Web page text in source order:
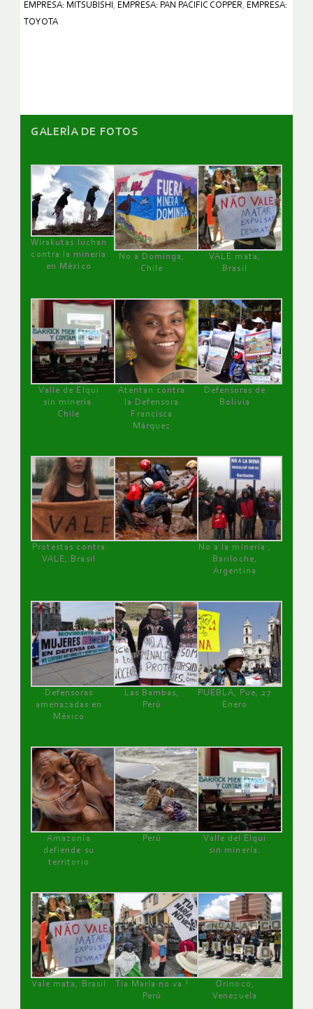
EMPRESA: MITSUBISHI , EMPRESA: PAN PACIFIC COPPER, EMPRESA:
TOYOTA
GALERÌA DE FOTOS
Wirakutas luchan
contra la minería
en México
No a Dominga,
Chile
VALE mata,
Brasil
Valle de Elqui
sin minería.
Chile
Atentan contra
la Defensora
Francisca
Márquez
Defensoras de
Bolivia
Protestas contra
VALE, Brasil
No a la minería ,
Bariloche,
Argentina
Defensoras
amenazadas en
México
Las Bambas,
Perú
PUEBLA, Pue, 27
Enero
Amazonía
defiende su
territorio
Perú
Valle del Elqui
sin minería.
Vale mata, Brasil
Tía María no va !
Perú
Orinoco,
Venezuela